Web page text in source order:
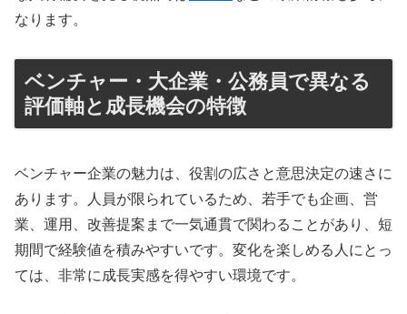
なります。
ベンチャー・大企業・公務員で異なる
評価軸と成長機会の特徴
ベンチャー企業の魅力は、役割の広さと意思決定の速さに
あります。人員が限られているため、若手でも企画、営
業、運用、改善提案まで一気通貫で関わることがあり、短
期間で経験値を積みやすいです。変化を楽しめる人にとっ
ては、非常に成長実感を得やすい環境です。